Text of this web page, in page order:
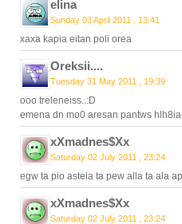
elina
Sunday 03 April 2011 , 13:41
xaxa kapia eitan poli orea
Oreksii....
Tuesday 31 May 2011 , 19:39
ooo treleneiss..:D
emena dn mo0 aresan pantws
xXmadnes$Xx
Saturday 02 July 2011 , 23:24
egw ta pio asteia ta pew alla ta ala
xXmadnes$Xx
Saturday 02 July 2011 , 23:24